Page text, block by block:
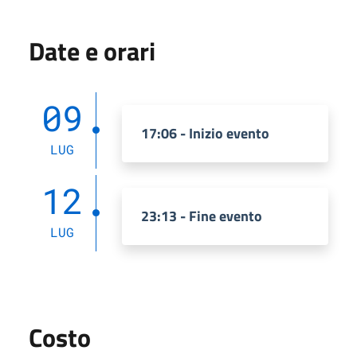
Date e orari
09
LUG
17:06 - Inizio evento
12
LUG
23:13 - Fine evento
Costo